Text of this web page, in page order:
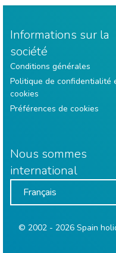
Informations sur la
société
Conditions générales
Politique de confidentialité
cookies
Préférences de cookies
Nous sommes
international
© 2002 - 2026 Spain